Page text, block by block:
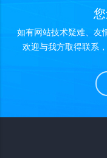
如有网站技术疑难、友
欢迎与我方取得联系